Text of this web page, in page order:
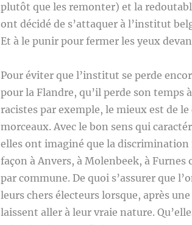
plutôt que les remonter) et la
ont décidé de s’attaquer à l’institut
Et à le punir pour fermer les yeux
Pour éviter que l’institut se perde
pour la Flandre, qu’il perde son temps
racistes par exemple, le mieux est de
morceaux. Avec le bon sens qui
elles ont imaginé que la discrimination
façon à Anvers, à Molenbeek, à
par commune. De quoi s’assurer que
leurs chers électeurs lorsque, après
laissent aller à leur vraie nature.